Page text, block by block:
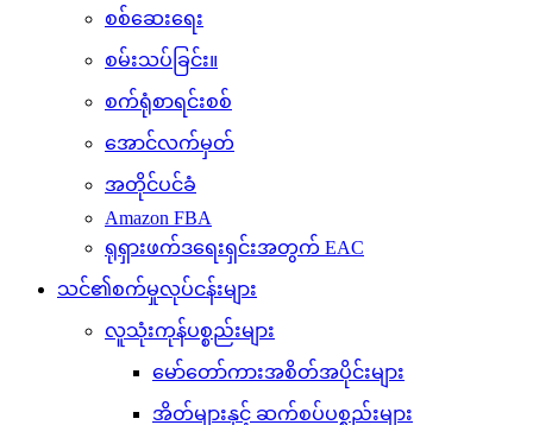
စစ်ဆေးရေး
စမ်းသပ်ခြင်း။
စက်ရုံစာရင်းစစ်
အောင်လက်မှတ်
အတိုင်ပင်ခံ
Amazon FBA
ရုရှားဖက်ဒရေးရှင်းအတွက် EAC
သင်၏စက်မှုလုပ်ငန်းများ
လူသုံးကုန်ပစ္စည်းများ
မော်တော်ကားအစိတ်အပိုင်းများ
အိတ်များနှင့် ဆက်စပ်ပစ္စည်းများ